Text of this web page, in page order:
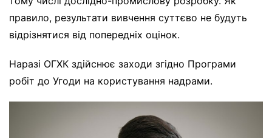
правило, результати вивчення суттєво не будуть
відрізнятися від попередніх оцінок.
Наразі ОГХК здійснює заходи згідно Програми
робіт до Угоди на користування надрами.